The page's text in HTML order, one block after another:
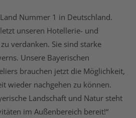
Nummer 1 in Deutschland.
unseren Hotellerie- und
verdanken. Sie sind starke
Unsere Bayerischen
brauchen jetzt die Möglichkeit,
wieder nachgehen zu können.
Landschaft und Natur steht
im Außenbereich bereit!“